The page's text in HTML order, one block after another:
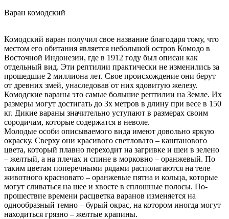
Варан комодский
Комодский варан получил свое название благодаря тому, что
местом его обитания является небольшой остров Комодо в
Восточной Индонезии, где в 1912 году был описан как
отдельный вид. Эти рептилии практически не изменились за
прошедшие 2 миллиона лет. Свое происхождение они берут
от древних змей, унаследовав от них ядовитую железу.
Комодские вараны это самые большие рептилии на Земле. Их
размеры могут достигать до 3х метров в длину при весе в 150
кг. Дикие вараны значительно уступают в размерах своим
сородичам, которые содержатся в неволе.
Молодые особи описываемого вида имеют довольно яркую
окраску. Сверху они красивого светловато – каштанового
цвета, который плавно переходит на загривке и шеи в зелено
– желтый, а на плечах и спине в морковно – оранжевый. По
таким цветам поперечными рядами располагаются на теле
животного красновато – оранжевые пятна и кольца, которые
могут сливаться на шее и хвосте в сплошные полосы. По-
прошествие времени расцветка варанов изменяется на
однообразный темно – бурый окрас, на котором иногда могут
находиться грязно – желтые крапины.